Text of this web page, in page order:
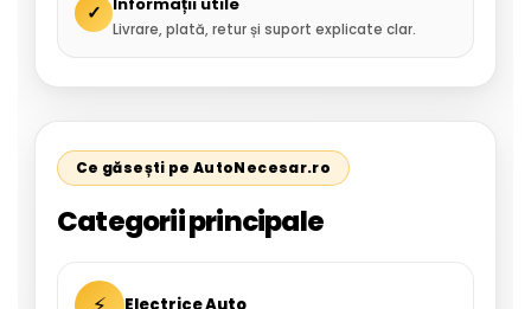
✓
Livrare, plată, retur și suport explicate clar.
Ce găsești pe AutoNecesar.ro
Categorii principale